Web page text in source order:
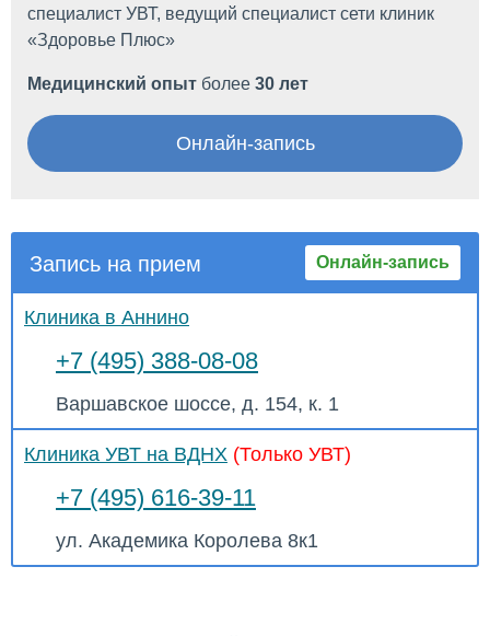
специалист УВТ, ведущий специалист сети клиник
«Здоровье Плюс»
Медицинский опыт более 30 лет
Онлайн-запись
Запись на прием Онлайн-запись
Клиника в Аннино
+7 (495) 388-08-08
Варшавское шоссе, д. 154, к. 1
Клиника УВТ на ВДНХ (Только УВТ)
+7 (495) 616-39-11
ул. Академика Королева 8к1